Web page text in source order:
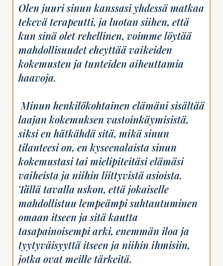
Olen juuri sinun kanssasi yhdessä matkaa
tekevä terapeutti, ja luotan siihen, että
kun sinä olet rehellinen, voimme löytää
mahdollisuudet eheyttää vaikeiden
kokemusten ja tunteiden aiheuttamia
haavoja.
Minun henkilökohtainen elämäni sisältää
laajan kokemuksen vastoinkäymisistä,
siksi en hätkähdä sitä, mikä sinun
tilanteesi on, en kyseenalaista sinun
kokemustasi tai mielipiteitäsi elämäsi
vaiheista ja niihin liittyvistä asioista.
Tällä tavalla uskon, että jokaiselle
mahdollistuu lempeämpi suhtautuminen
omaan itseen ja sitä kautta
tasapainoisempi arki, enemmän iloa ja
tyytyväisyyttä itseen ja niihin ihmisiin,
jotka ovat meille tärkeitä.